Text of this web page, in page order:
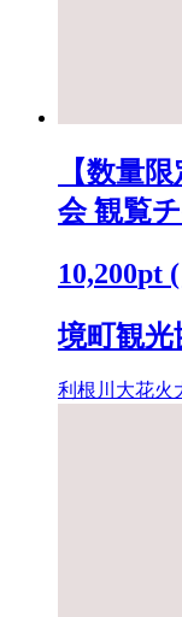
【数量
会 観覧
10,200pt (
境町観光
利根川大花火